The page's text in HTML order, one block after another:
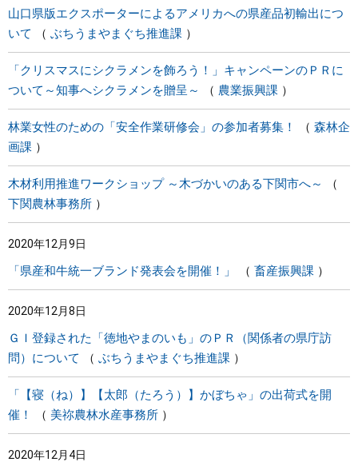
山口県版エクスポーターによるアメリカへの県産品初輸出につ
いて
ぶちうまやまぐち推進課
「クリスマスにシクラメンを飾ろう！」キャンペーンのＰＲに
ついて～知事へシクラメンを贈呈～
農業振興課
林業女性のための「安全作業研修会」の参加者募集！
森林企
画課
木材利用推進ワークショップ ～木づかいのある下関市へ～
下関農林事務所
2020年12月9日
「県産和牛統一ブランド発表会を開催！」 畜産振興課
2020年12月8日
ＧＩ登録された「徳地やまのいも」のＰＲ（関係者の県庁訪
問）について
ぶちうまやまぐち推進課
「【寝（ね）】【太郎（たろう）】かぼちゃ」の出荷式を開
催！
美祢農林水産事務所
2020年12月4日